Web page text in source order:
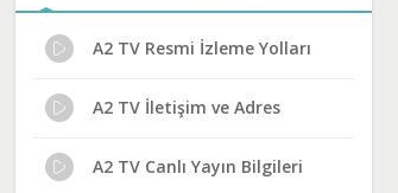
A2 TV Resmi İzleme Yolları
A2 TV İletişim ve Adres
A2 TV Canlı Yayın Bilgileri